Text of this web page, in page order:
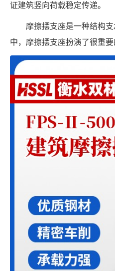
证建筑竖向荷载稳定传递。
摩擦摆支座是一种结构
中，摩擦摆支座扮演了很重